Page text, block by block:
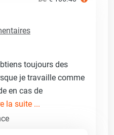
toujours des
je travaille comme
en cas de
la suite ...